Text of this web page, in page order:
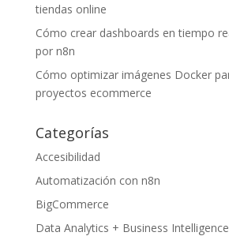
tiendas online
Cómo crear dashboards en tiempo
por n8n
Cómo optimizar imágenes Docker
proyectos ecommerce
Categorías
Accesibilidad
Automatización con n8n
BigCommerce
Data Analytics + Business Intelligence